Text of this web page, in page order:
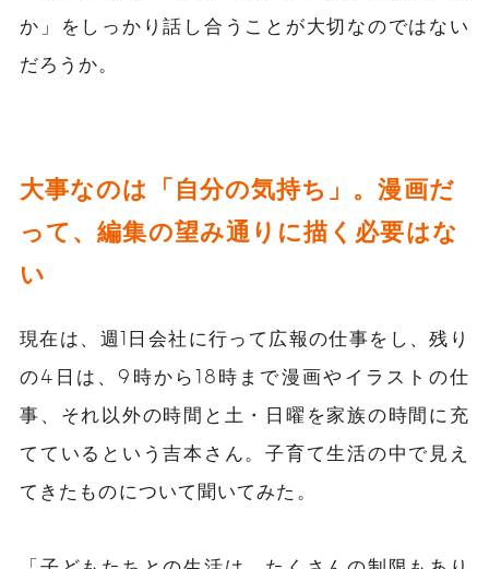
か」をしっかり話し合うことが大切なのではない
だろうか。
大事なのは「自分の気持ち」。漫画だ
って、編集の望み通りに描く必要はな
い
現在は、週1日会社に行って広報の仕事をし、残り
の4日は、9時から18時まで漫画やイラストの仕
事、それ以外の時間と土・日曜を家族の時間に充
てているという吉本さん。子育て生活の中で見え
てきたものについて聞いてみた。